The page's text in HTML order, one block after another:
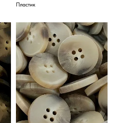
Пластик